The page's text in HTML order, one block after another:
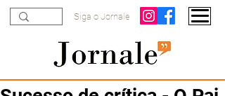
Siga o Jornale